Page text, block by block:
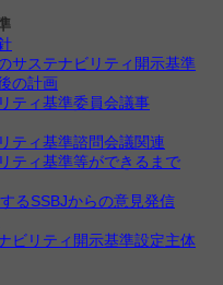
サステナビリティ開示基準
の計画
ティ基準委員会議事
ティ基準諮問会議関連
ティ基準等ができるまで
るSSBJからの意見発信
ビリティ開示基準設定主体